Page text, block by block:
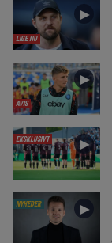
LIGE NU
►
AVIS
►
EKSKLUSIVT ►
NYHEDER ►